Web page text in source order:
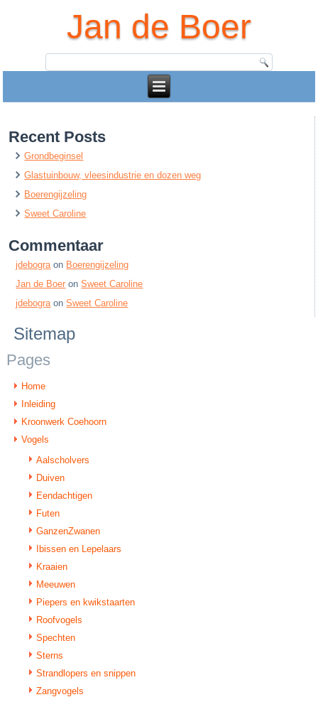
Jan de Boer
Recent Posts
Grondbeginsel
Glastuinbouw, vleesindustrie en dozen weg
Boerengijzeling
Sweet Caroline
Commentaar
jdebograon Boerengijzeling
Jan de Boer onSweet Caroline
jdebograonSweet Caroline
Sitemap
Pages
Home
Inleiding
Kroonwerk Coehoorn
Vogels
Aalscholvers
Duiven
Eendachtigen
Futen
GanzenZwanen
Ibissen en Lepelaars
Kraaien
Meeuwen
Piepers en kwikstaarten
Roofvogels
Spechten
Sterns
Strandlopers en snippen
Zangvogels